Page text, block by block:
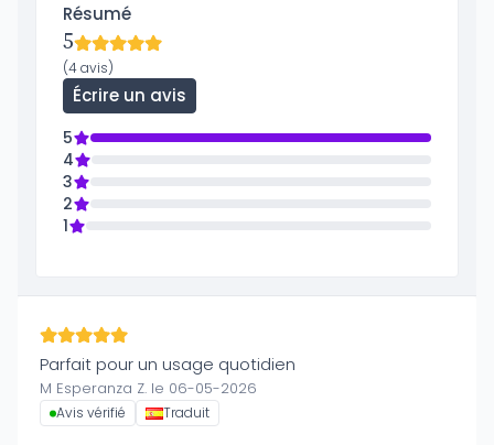
Résumé
5
(4 avis)
Écrire un avis
5
4
3
2
1
Parfait pour un usage quotidien
M Esperanza Z. le 06-05-2026
Avis vérifié Traduit